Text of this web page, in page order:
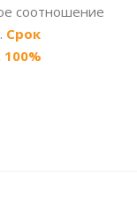
соотношение
Срок